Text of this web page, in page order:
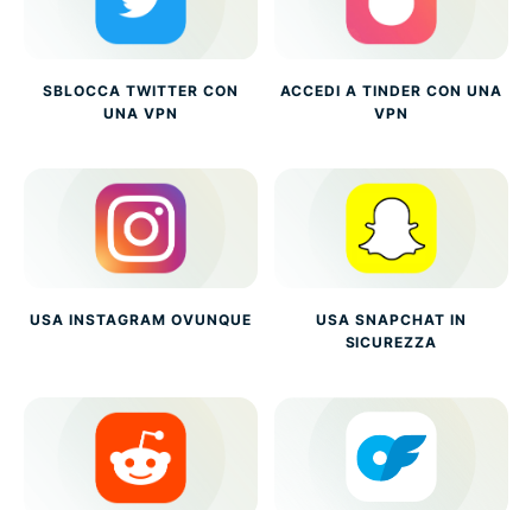
SBLOCCA TWITTER CON
UNA VPN
ACCEDI A TINDER CON UNA
VPN
USA INSTAGRAM OVUNQUE
USA SNAPCHAT IN
SICUREZZA